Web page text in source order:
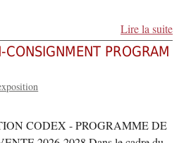
Lire la suite
PROGRAM
CODEX - PROGRAMME DE